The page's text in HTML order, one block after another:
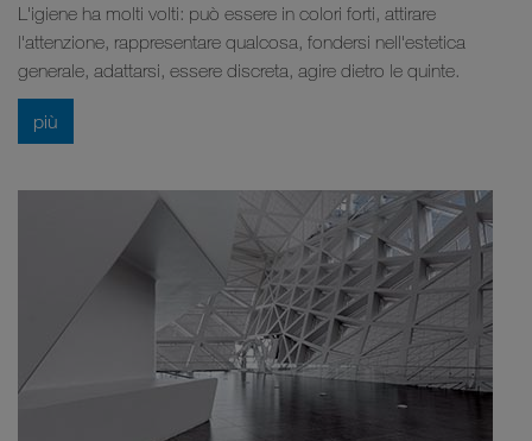
L'igiene ha molti volti: può essere in colori forti, attirare
l'attenzione, rappresentare qualcosa, fondersi nell'estetica
generale, adattarsi, essere discreta, agire dietro le quinte.
più